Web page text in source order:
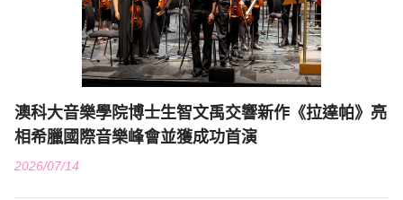
澳科大音樂學院博士生智文禹交響新作《拉達帕》亮
相希臘國際音樂峰會並獲成功首演
2026/07/14